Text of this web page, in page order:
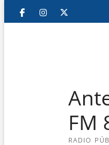
Saltar
FacebookInstagram
FM
RADIO